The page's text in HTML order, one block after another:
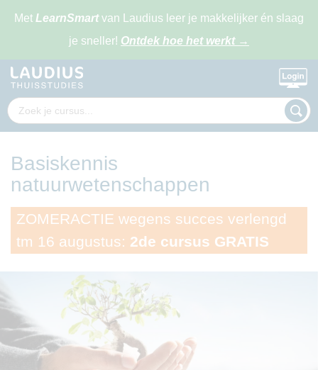
Met LearnSmartvan Laudius leer je makkelijker én slaag
je sneller! Ontdek hoe het werkt →
Basiskennis
natuurwetenschappen
ZOMERACTIE wegens succes verlengd
tm 16 augustus: 2de cursus GRATIS